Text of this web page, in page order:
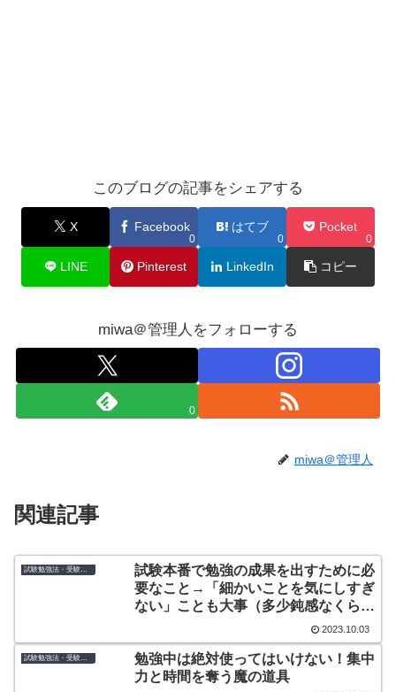
このブログの記事をシェアする
X Facebook
0
はてブ
0
Pocket
0
LINE Pinterest LinkedIn コピー
miwa＠管理人をフォローする
0
miwa＠管理人
関連記事
試験勉強法・受験のコツ
試験本番で勉強の成果を出すために必
要なこと→「細かいことを気にしすぎ
ない」ことも大事（多少鈍感なくらい
2023.10.03
試験勉強法・受験のコツ
勉強中は絶対使ってはいけない！集中
力と時間を奪う魔の道具